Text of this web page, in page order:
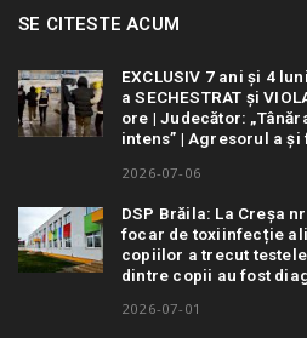
SE CITESTE ACUM
EXCLUSIV 7 ani și 4
a SECHESTRAT și
ore | Judecător:
intens” | Agresorul a
2026-07-06
DSP Brăila: La Creșa
focar de toxiinfecție
copiilor a trecut
dintre copii au fost
2026-07-01